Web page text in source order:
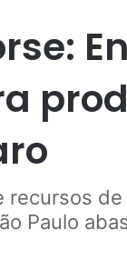
recursos
Paulo